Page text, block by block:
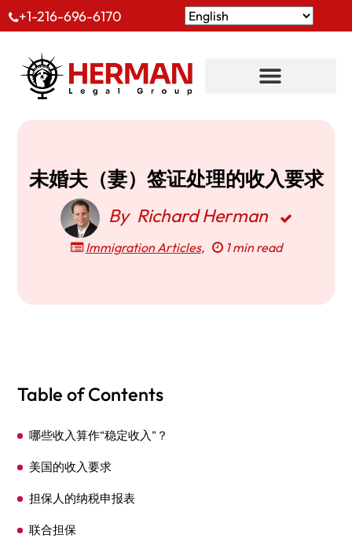
+1-216-696-6170
未婚夫（妻）签证处理的收入要求
By Richard Herman
Immigration Articles, 1 min read
Table of Contents
哪些收入算作“稳定收入”？
美国的收入要求
担保人的纳税申报表
联合担保